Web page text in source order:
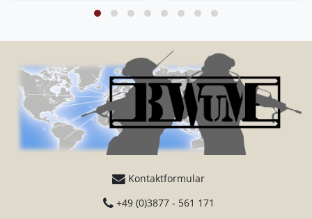
Kontaktformular
+49 (0)3877 - 561 171